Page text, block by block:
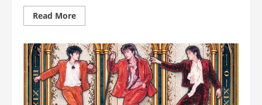
TAEYANG
และ
DAESUNG
กลับ
มา
หา
แฟนๆ
ชาว
ไทย
ดี
เดย์
Read MoreRead
more
มือ
เบส
ขวัญใจ
มาย
เดย์
เตรียม
กลับ